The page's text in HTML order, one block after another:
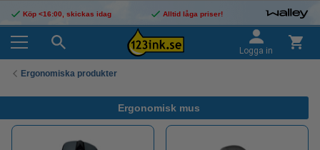
Köp <16:00, skickas idag Alltid låga priser!
Logga in
Ergonomiska produkter
Ergonomisk mus